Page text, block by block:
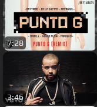
7:28
3:46